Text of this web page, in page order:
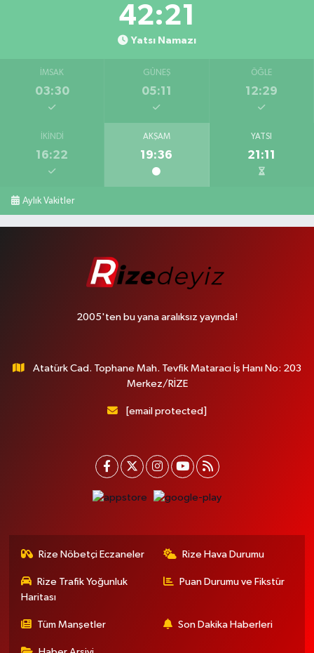
42:21
Yatsı Namazı
İMSAK
03:30
GÜNEŞ
05:11
ÖĞLE
12:29
İKINDI
16:22
AKŞAM
19:36
YATSI
21:11
Aylık Vakitler
2005'ten bu yana aralıksız yayında!
Atatürk Cad. Tophane Mah. Tevfik Mataracı İş Hanı No: 203
Merkez/RİZE
[email protected]
Rize Nöbetçi Eczaneler Rize Hava Durumu
Rize Trafik Yoğunluk
Haritası
Puan Durumu ve Fikstür
Tüm Manşetler Son Dakika Haberleri